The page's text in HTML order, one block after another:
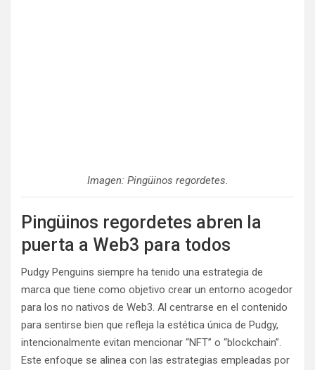
Imagen: Pingüinos regordetes.
Pingüinos regordetes abren la
puerta a Web3 para todos
Pudgy Penguins siempre ha tenido una estrategia de
marca que tiene como objetivo crear un entorno acogedor
para los no nativos de Web3. Al centrarse en el contenido
para sentirse bien que refleja la estética única de Pudgy,
intencionalmente evitan mencionar “NFT” o “blockchain”.
Este enfoque se alinea con las estrategias empleadas por